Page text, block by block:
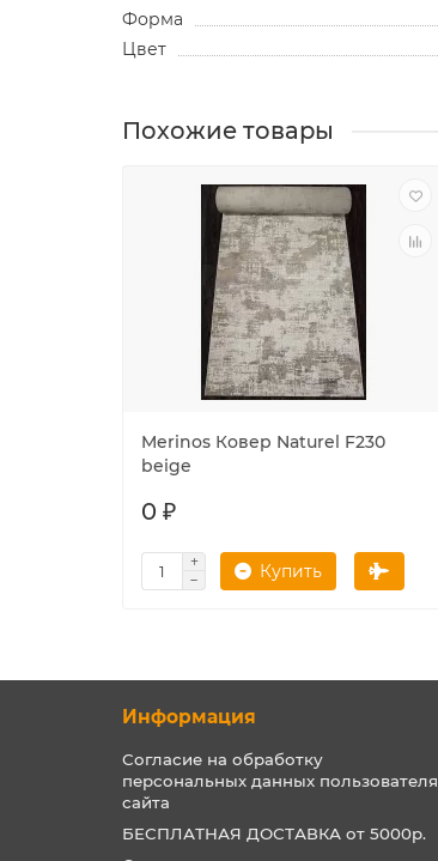
Форма
Цвет
Похожие товары
Merinos Ковер Naturel F230
beige
0 ₽
Купить
Информация
Согласие на обработку
персональных данных пользователя
сайта
БЕСПЛАТНАЯ ДОСТАВКА от 5000р.